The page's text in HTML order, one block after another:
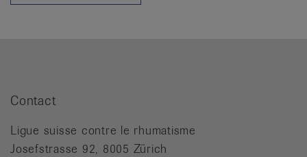
Contact
Ligue suisse contre le rhumatisme
Josefstrasse 92, 8005 Zürich